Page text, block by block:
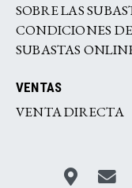
SOBRE LAS
CONDICIONES
SUBASTAS
VENTAS
VENTA DIRECTA